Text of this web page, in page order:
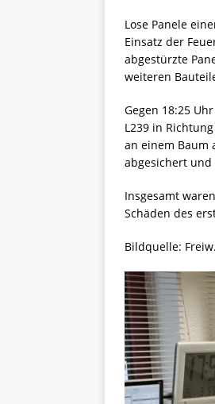
Lose Panele
Einsatz der
abgestürzte
weiteren
Gegen 18:25
L239 in
an einem Baum
abgesichert
Insgesamt
Schäden des
Bildquelle: